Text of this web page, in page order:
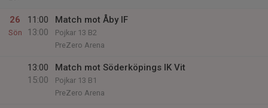
26
Sön
11:00
13:00
Match mot Åby IF
Pojkar 13 B2
PreZero Arena
13:00
15:00
Match mot Söderköpings IK Vit
Pojkar 13 B1
PreZero Arena